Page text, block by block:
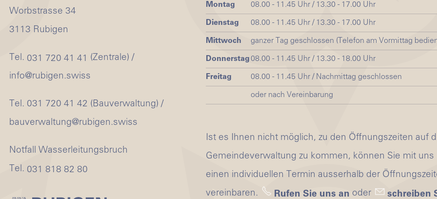
Worbstrasse 34
3113 Rubigen
Tel. 031 720 41 41
(Zentrale) /
info@rubigen.swiss
Tel. 031 720 41 42 (Bauverwaltung) /
bauverwaltung@rubigen.swiss
Notfall Wasserleitungsbruch
Tel. 031 818 82 80
Montag 08.00 - 11.45 Uhr / 13.30 - 17.00 Uhr
Dienstag 08.00 - 11.45 Uhr / 13.30 - 17.00 Uhr
Mittwoch ganzer Tag geschlossen (Telefon am Vormittag
Donnerstag08.00 - 11.45 Uhr / 13.30 - 18.00 Uhr
Freitag 08.00 - 11.45 Uhr / Nachmittag geschlossen
oder nach Vereinbarung
Ist es Ihnen nicht möglich, zu den Öffnungszeiten auf
Gemeindeverwaltung zu kommen, können Sie mit uns
einen individuellen Termin ausserhalb der
vereinbaren.
Rufen Sie uns an oder schreiben